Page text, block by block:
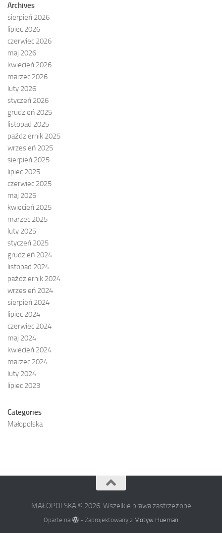
Archives
sierpień 2026
lipiec 2026
czerwiec 2026
maj 2026
kwiecień 2026
marzec 2026
luty 2026
styczeń 2026
grudzień 2025
listopad 2025
październik 2025
wrzesień 2025
sierpień 2025
lipiec 2025
czerwiec 2025
maj 2025
kwiecień 2025
marzec 2025
luty 2025
styczeń 2025
grudzień 2024
listopad 2024
październik 2024
wrzesień 2024
sierpień 2024
lipiec 2024
czerwiec 2024
maj 2024
kwiecień 2024
marzec 2024
luty 2024
lipiec 2023
Categories
Małopolska
MAŁOPOLSKA © 2026. Wszelkie prawa zastrzeżone
Oparte na - Zaprojektowany z Motyw Hueman